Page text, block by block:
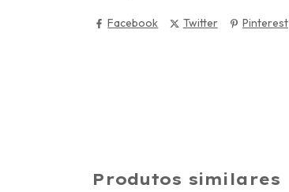
Facebook Twitter Pinterest
Produtos similares